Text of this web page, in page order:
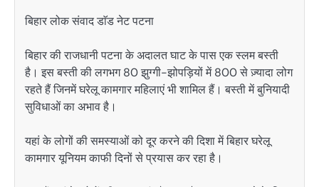
बिहार लोक संवाद डाॅड नेट पटना
बिहार की राजधानी पटना के अदालत घाट के पास एक स्लम बस्ती
है। इस बस्ती की लगभग 80 झुग्गी-झोपड़ियों में 800 से ज़्यादा लोग
रहते हैं जिनमें घरेलू कामगार महिलाएं भी शामिल हैं। बस्ती में बुनियादी
सुविधाओं का अभाव है।
यहां के लोगों की समस्याओं को दूर करने की दिशा में बिहार घरेलू
कामगार यूनियम काफी दिनों से प्रयास कर रहा है।